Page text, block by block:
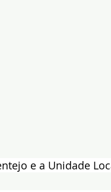
e a Unidade